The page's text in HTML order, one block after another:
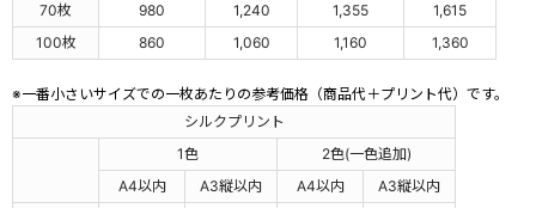
70枚
980 1,240 1,355
1,615
100枚
860 1,060 1,160 1,360
※一番小さいサイズでの一枚あたりの参考価格（商品代＋プリント代）です。
シルクプリント
1色
2色(一色追加)
A4以内
A3縦以内 A4以内
A3縦以内